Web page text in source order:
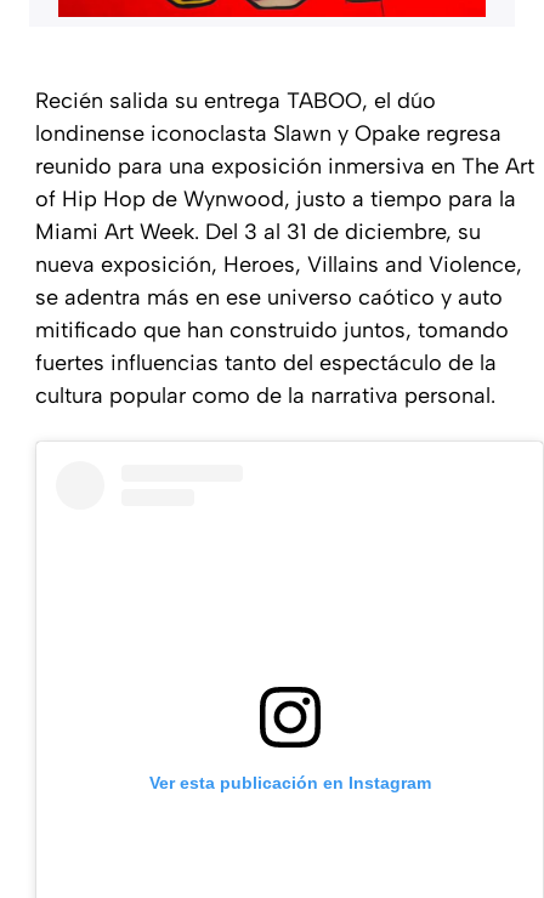
Recién salida su entrega TABOO, el dúo
londinense iconoclasta Slawn y Opake regresa
reunido para una exposición inmersiva en The Art
of Hip Hop de Wynwood, justo a tiempo para la
Miami Art Week. Del 3 al 31 de diciembre, su
nueva exposición, Heroes, Villains and Violence,
se adentra más en ese universo caótico y auto
mitificado que han construido juntos, tomando
fuertes influencias tanto del espectáculo de la
cultura popular como de la narrativa personal.
Ver esta publicación en Instagram